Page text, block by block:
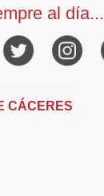
al día...
CÁCERES